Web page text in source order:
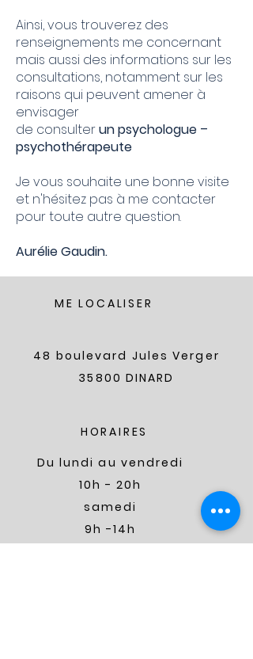
Ainsi, vous trouverez des
renseignements me concernant
mais aussi des informations sur les
consultations, notamment sur les
raisons qui peuvent amener à
envisager
de consulterun psychologue –
psychothérapeute
Je vous souhaite une bonne visite
et n'hésitez pas à me contacter
pour toute autre question.
Aurélie Gaudin.
ME LOCALISER
48 boulevard Jules Verger
35800 DINARD
HORAIRES
Du lundi au vendredi
10h - 20h
samedi
9h -14h